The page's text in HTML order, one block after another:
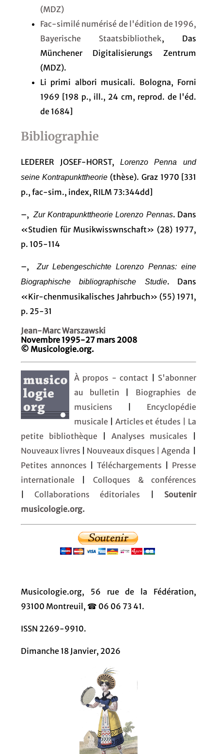
(MDZ)
Fac-similé numérisé de l'édition de 1996,
Bayerische Staatsbibliothek, Das
Münchener Digitalisierungs Zentrum
(MDZ).
Li primi albori musicali. Bologna, Forni
1969 [198 p., ill., 24 cm, reprod. de l'éd.
de 1684]
Bibliographie
LEDERER JOSEF-HORST,
Lorenzo Penna und
seine Kontrapunkttheorie (thèse). Graz 1970 [331
p., fac-sim., index, RILM 73:344dd]
–, Zur Kontrapunkttheorie Lorenzo Pennas. Dans
«Studien für Musikwisswnschaft» (28) 1977,
p. 105-114
–,
Zur Lebengeschichte Lorenzo Pennas: eine
Biographische bibliographische Studie. Dans
«Kir-chenmusikalisches Jahrbuch» (55) 1971,
p. 25-31
Jean-Marc Warszawski
Novembre 1995-27 mars 2008
© Musicologie.org.
À propos - contact
S'abonner
au bulletin
Biographies de
musiciens
Encyclopédie
musicale
Articles et études | La
petite bibliothèque
Analyses musicales
Nouveaux livres
Nouveaux disques |Agenda
Petites annonces
|Téléchargements
Presse
internationale
Colloques & conférences
Collaborations éditoriales
Soutenir
musicologie.org.
Musicologie.org, 56 rue de la Fédération,
93100 Montreuil, ☎ 06 06 73 41.
ISSN 2269-9910.
Dimanche 18 Janvier, 2026